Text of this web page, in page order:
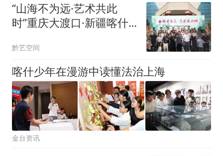
“山海不为远·艺术共此
时”重庆大渡口·新疆喀什
动
黔艺空间
喀什少年在漫游中读懂法治上海
金台资讯